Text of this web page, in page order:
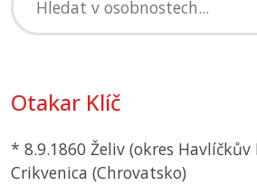
Otakar Klíč
* 8.9.1860 Želiv (okres Havlíčkův
Crikvenica (Chrovatsko)